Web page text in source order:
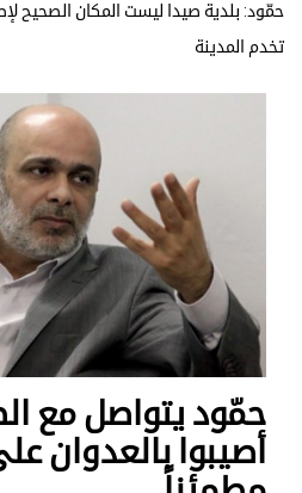
حمّود: بلدية صيدا ليست المكان الصحيح
تخدم المدينة
حمّود يتواصل مع
أصيبوا بالعدوان